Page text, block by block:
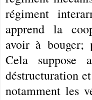
régiment
apprend la
avoir à bouger;
Cela suppose
déstructuration
notamment les